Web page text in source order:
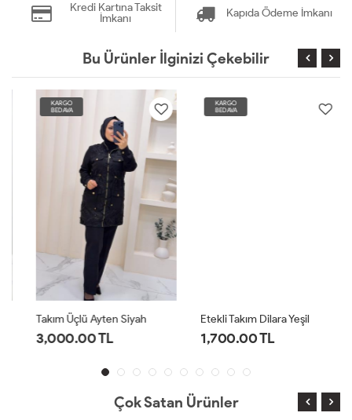
Kredi Kartına Taksit
İmkanı
Kapıda Ödeme İmkanı
Bu Ürünler İlginizi Çekebilir
KARGO
BEDAVA
Takım Üçlü Ayten Siyah
3,000.00 TL
KARGO
BEDAVA
Etekli Takım Dilara Yeşil
1,700.00 TL
Çok Satan Ürünler